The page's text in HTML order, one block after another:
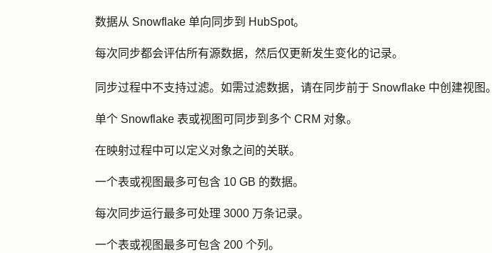
数据从 Snowflake 单向同步到 HubSpot。
每次同步都会评估所有源数据，然后仅更新发生变化的记录。
同步过程中不支持过滤。如需过滤数据，请在同步前于 Snowflake 中创建视图。
单个 Snowflake 表或视图可同步到多个 CRM 对象。
在映射过程中可以定义对象之间的关联。
一个表或视图最多可包含 10 GB 的数据。
每次同步运行最多可处理 3000 万条记录。
一个表或视图最多可包含 200 个列。